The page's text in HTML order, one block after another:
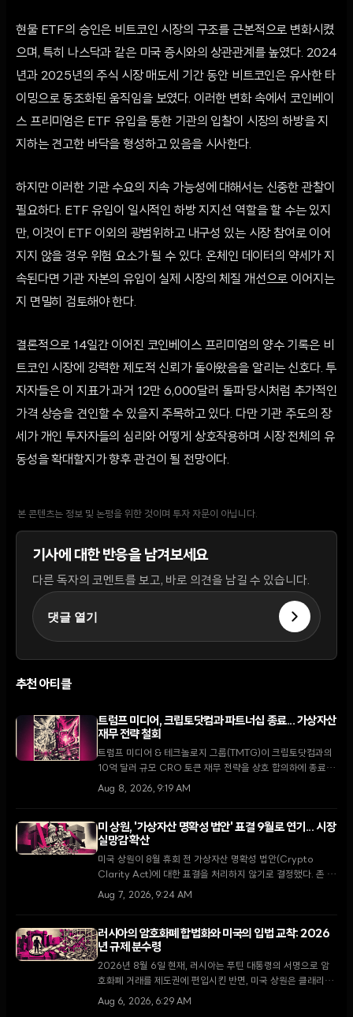
현물 ETF의 승인은 비트코인 시장의 구조를 근본적으로 변화시켰
으며, 특히 나스닥과 같은 미국 증시와의 상관관계를 높였다. 2024
년과 2025년의 주식 시장 매도세 기간 동안 비트코인은 유사한 타
이밍으로 동조화된 움직임을 보였다. 이러한 변화 속에서 코인베이
스 프리미엄은 ETF 유입을 통한 기관의 입찰이 시장의 하방을 지
지하는 견고한 바닥을 형성하고 있음을 시사한다.
하지만 이러한 기관 수요의 지속 가능성에 대해서는 신중한 관찰이
필요하다. ETF 유입이 일시적인 하방 지지선 역할을 할 수는 있지
만, 이것이 ETF 이외의 광범위하고 내구성 있는 시장 참여로 이어
지지 않을 경우 위험 요소가 될 수 있다. 온체인 데이터의 약세가 지
속된다면 기관 자본의 유입이 실제 시장의 체질 개선으로 이어지는
지 면밀히 검토해야 한다.
결론적으로 14일간 이어진 코인베이스 프리미엄의 양수 기록은 비
트코인 시장에 강력한 제도적 신뢰가 돌아왔음을 알리는 신호다. 투
자자들은 이 지표가 과거 12만 6,000달러 돌파 당시처럼 추가적인
가격 상승을 견인할 수 있을지 주목하고 있다. 다만 기관 주도의 장
세가 개인 투자자들의 심리와 어떻게 상호작용하며 시장 전체의 유
동성을 확대할지가 향후 관건이 될 전망이다.
본 콘텐츠는 정보 및 논평을 위한 것이며 투자 자문이 아닙니다.
기사에 대한 반응을 남겨보세요
다른 독자의 코멘트를 보고, 바로 의견을 남길 수 있습니다.
댓글 열기
추천 아티클
트럼프 미디어, 크립토닷컴과 파트너십 종료... 가상자산
재무 전략 철회
트럼프 미디어 & 테크놀로지 그룹(TMTG)이 크립토닷컴과의
10억 달러 규모 CRO 토큰 재무 전략을 상호 합의하에 종료했
다. 이번 결정은 가상자산 시장의 냉각 속에 핵융합 에너지와
Aug 8, 2026, 9:19 AM
미 상원, '가상자산 명확성 법안' 표결 9월로 연기... 시장
실망감 확산
미국 상원이 8월 휴회 전 가상자산 명확성 법안(Crypto
Clarity Act)에 대한 표결을 처리하지 않기로 결정했다. 존 튠
다수당 원내대표는 9월 복귀 후 최우선 과제로 다룰 것을 약속
Aug 7, 2026, 9:24 AM
러시아의 암호화폐 합법화와 미국의 입법 교착: 2026
년 규제 분수령
2026년 8월 6일 현재, 러시아는 푸틴 대통령의 서명으로 암
호화폐 거래를 제도권에 편입시킨 반면, 미국 상원은 클래리티
법안 처리를 두고 8월 휴회 전 마지막 진통을 겪고 있다.
Aug 6, 2026, 6:29 AM